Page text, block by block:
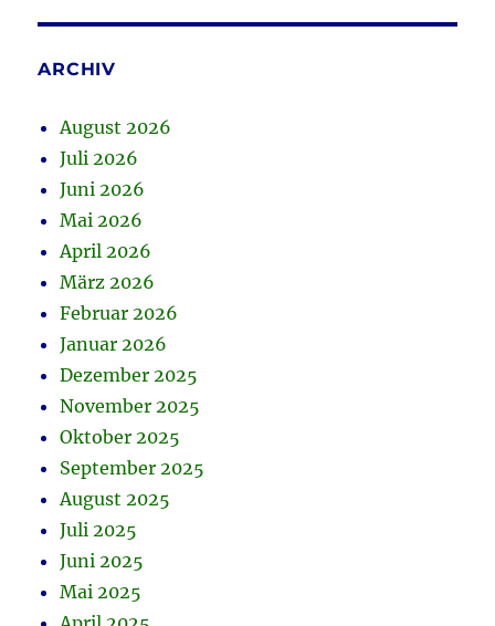
ARCHIV
August 2026
Juli 2026
Juni 2026
Mai 2026
April 2026
März 2026
Februar 2026
Januar 2026
Dezember 2025
November 2025
Oktober 2025
September 2025
August 2025
Juli 2025
Juni 2025
Mai 2025